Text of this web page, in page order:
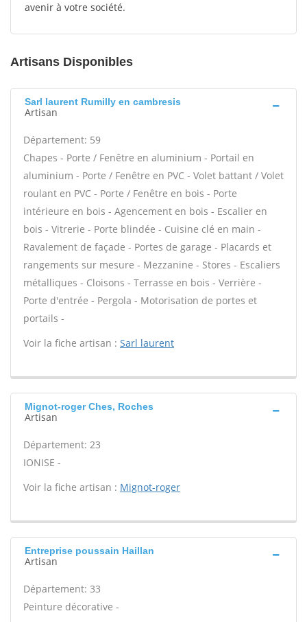
avenir à votre société.
Artisans Disponibles
Sarl laurent Rumilly en cambresis
Artisan
Département: 59
Chapes - Porte / Fenêtre en aluminium - Portail en
aluminium - Porte / Fenêtre en PVC - Volet battant / Volet
roulant en PVC - Porte / Fenêtre en bois - Porte
intérieure en bois - Agencement en bois - Escalier en
bois - Vitrerie - Porte blindée - Cuisine clé en main -
Ravalement de façade - Portes de garage - Placards et
rangements sur mesure - Mezzanine - Stores - Escaliers
métalliques - Cloisons - Terrasse en bois - Verrière -
Porte d'entrée - Pergola - Motorisation de portes et
portails -
Voir la fiche artisan : Sarl laurent
Mignot-roger Ches, Roches
Artisan
Département: 23
IONISE -
Voir la fiche artisan : Mignot-roger
Entreprise poussain Haillan
Artisan
Département: 33
Peinture décorative -